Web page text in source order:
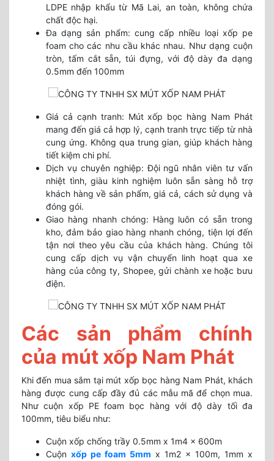
LDPE nhập khẩu từ Mã Lai, an toàn, không chứa
chất độc hại.
Đa dạng sản phẩm: cung cấp nhiều loại xốp pe
foam cho các nhu cầu khác nhau. Như dạng cuộn
tròn, tấm cắt sẵn, túi đựng, với độ dày đa dạng
0.5mm đến 100mm
Giá cả cạnh tranh: Mút xốp bọc hàng Nam Phát
mang đến giá cả hợp lý, cạnh tranh trực tiếp từ nhà
cung ứng. Không qua trung gian, giúp khách hàng
tiết kiệm chi phí.
Dịch vụ chuyên nghiệp: Đội ngũ nhân viên tư vấn
nhiệt tình, giàu kinh nghiệm luôn sẵn sàng hỗ trợ
khách hàng về sản phẩm, giá cả, cách sử dụng và
đóng gói.
Giao hàng nhanh chóng: Hàng luôn có sẵn trong
kho, đảm bảo giao hàng nhanh chóng, tiện lợi đến
tận nơi theo yêu cầu của khách hàng. Chúng tôi
cung cấp dịch vụ vận chuyển linh hoạt qua xe
hàng của công ty, Shopee, gửi chành xe hoặc bưu
điện.
Các sản phẩm chính
của mút xốp Nam Phát
Khi đến mua sắm tại mút xốp bọc hàng Nam Phát, khách
hàng được cung cấp đầy đủ các mẫu mã để chọn mua.
Như cuộn xốp PE foam bọc hàng với độ dày tối đa
100mm, tiêu biểu như:
Cuộn xốp chống trầy 0.5mm x 1m4 x 600m
Cuộn xốp pe foam 5mm x 1m2 x 100m, 1mm x